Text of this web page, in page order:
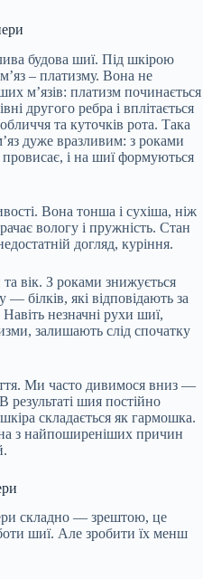
будова шиї. Під шкірою
– платизму. Вона не
м’язів: платизм починається
другого ребра і вплітається
та куточків рота. Така
дуже вразливим: з роками
провисає, і на шиї формуються
Вона тонша і сухіша, ніж
вологу і пружність. Стан
догляд, куріння.
вік. З роками знижується
білків, які відповідають за
Навіть незначні рухи шиї,
залишають слід спочатку
Ми часто дивимося вниз —
шия постійно
складається як гармошка.
з найпоширеніших причин
складно — зрештою, це
шиї. Але зробити їх менш